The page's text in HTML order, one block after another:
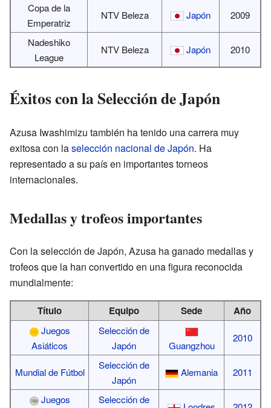
Copa de la
Emperatriz
NTV Beleza Japón 2009
Nadeshiko
League
NTV Beleza Japón 2010
Éxitos con la Selección de Japón
Azusa Iwashimizu también ha tenido una carrera muy
exitosa con laselección nacional de Japón. Ha
representado a su país en importantes torneos
internacionales.
Medallas y trofeos importantes
Con la selección de Japón, Azusa ha ganado medallas y
trofeos que la han convertido en una figura reconocida
mundialmente:
Título Equipo Sede Año
Juegos
Asiáticos
Selección de
Japón
Guangzhou
2010
Mundial de Fútbol
Selección de
Japón
Alemania 2011
Juegos
Selección de